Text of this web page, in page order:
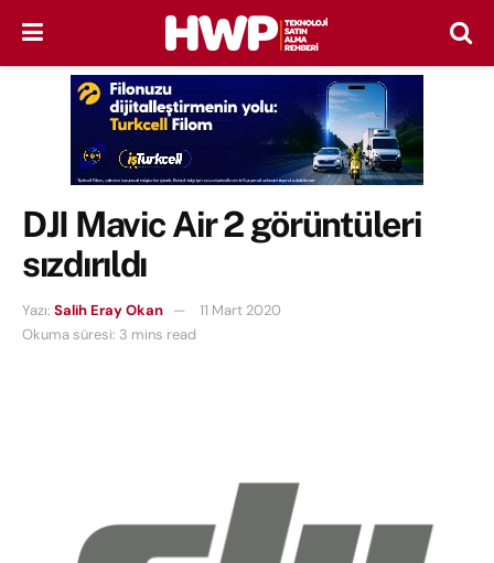
DJI Mavic Air 2 görüntüleri
sızdırıldı
Yazı: Salih Eray Okan
11 Mart 2020
Okuma süresi: 3 mins read